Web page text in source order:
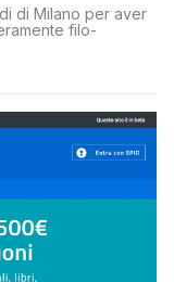
di Milano per aver
filo-